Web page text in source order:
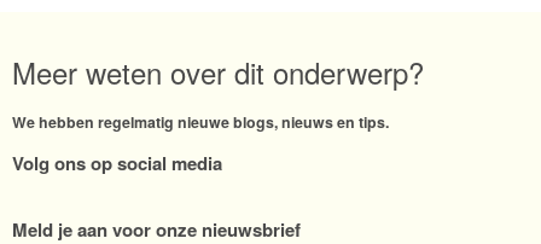
Meer weten over dit onderwerp?
We hebben regelmatig nieuwe blogs, nieuws en tips.
Volg ons op social media
Meld je aan voor onze nieuwsbrief